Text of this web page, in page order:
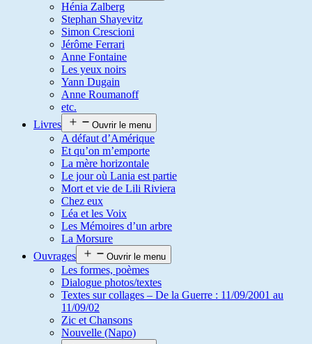
Hénia Zalberg
Stephan Shayevitz
Simon Crescioni
Jérôme Ferrari
Anne Fontaine
Les yeux noirs
Yann Dugain
Anne Roumanoff
etc.
Livres
Ouvrir le menu
A défaut d’Amérique
Et qu’on m’emporte
La mère horizontale
Le jour où Lania est partie
Mort et vie de Lili Riviera
Chez eux
Léa et les Voix
Les Mémoires d’un arbre
La Morsure
Ouvrages
Ouvrir le menu
Les formes, poèmes
Dialogue photos/textes
Textes sur collages – De la Guerre : 11/09/2001 au
11/09/02
Zic et Chansons
Nouvelle (Napo)